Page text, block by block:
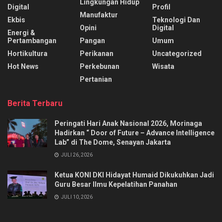
Digital
Ekbis
Energi &
Pertambangan
Hortikultura
Hot News
Lingkungan Hidup
Manufaktur
Opini
Pangan
Perikanan
Perkebunan
Pertanian
Profil
Teknologi Dan
Digital
Umum
Uncategorized
Wisata
Berita Terbaru
Peringati Hari Anak Nasional 2026, Morinaga
Hadirkan “ Door of Future – Advance Intelligence
Lab” di The Dome, Senayan Jakarta
JULI 26, 2026
Ketua KONI DKI Hidayat Humaid Dikukuhkan Jadi
Guru Besar Ilmu Kepelatihan Panahan
JULI 10, 2026